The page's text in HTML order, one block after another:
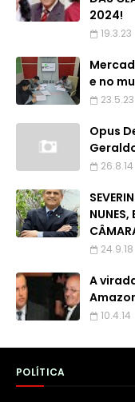
2024!
19.3.23
e no
23.5.23
Opus
26.8.14
NUNES,
24.9.18
A
10.4.14
POLÍTICA